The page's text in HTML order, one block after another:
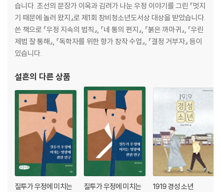
18장 금정에 도착한 정약용 188
후기를 대신하여 191
정약용 관련 사건들 196
습니다. 조선의 문장가 이옥과 김려가 나눈 우정 이야기를 그린 『멋지
기 때문에 놀러 왔지』로 제1회 창비청소년도서상 대상을 받았습니다.
쓴 책으로 『우정 지속의 법칙』, 『네 통의 편지』, 『붉은 까마귀』, 『우린
제법 잘 통해』, 『독학자를 위한 향가 창작 수업』, 『결정 거부자』 등이
있습니다.
설흔의 다른 상품
질투가 우정에 미치는
질투가 우정에 미치는
1919 경성 소년